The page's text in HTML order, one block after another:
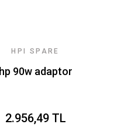
HPI SPARE
hp 90w adaptor
2.956,49 TL